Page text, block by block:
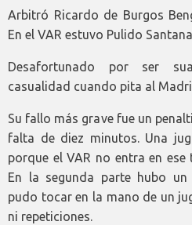
Arbitró Ricardo de Burgos
En el VAR estuvo Pulido
Desafortunado por ser
casualidad cuando pita al
Su fallo más grave fue un
falta de diez minutos. Una
porque el VAR no entra en
En la segunda parte hubo
pudo tocar en la mano de un
ni repeticiones.